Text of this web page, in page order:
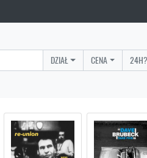
DZIAŁ CENA 24H?